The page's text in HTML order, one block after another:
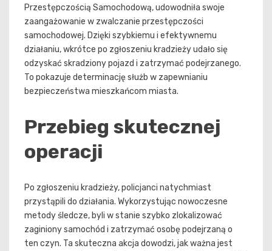
Przestępczością Samochodową, udowodniła swoje
zaangażowanie w zwalczanie przestępczości
samochodowej. Dzięki szybkiemu i efektywnemu
działaniu, wkrótce po zgłoszeniu kradzieży udało się
odzyskać skradziony pojazd i zatrzymać podejrzanego.
To pokazuje determinację służb w zapewnianiu
bezpieczeństwa mieszkańcom miasta.
Przebieg skutecznej
operacji
Po zgłoszeniu kradzieży, policjanci natychmiast
przystąpili do działania. Wykorzystując nowoczesne
metody śledcze, byli w stanie szybko zlokalizować
zaginiony samochód i zatrzymać osobę podejrzaną o
ten czyn. Ta skuteczna akcja dowodzi, jak ważna jest